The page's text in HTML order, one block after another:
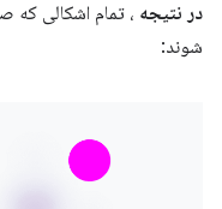
در نتیجه ، تمام اشکالی که
شوند: